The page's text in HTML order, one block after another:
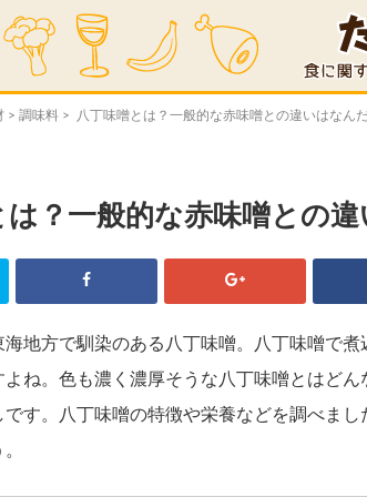
> 調味料 > 八丁味噌とは？一般的な赤味噌との違いはなんだ
は？一般的な赤味噌との違
地方で馴染のある八丁味噌。八丁味噌で
ね。色も濃く濃厚そうな八丁味噌とはど
です。八丁味噌の特徴や栄養などを調べま